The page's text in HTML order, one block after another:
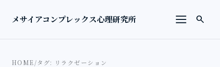
メサイアコンプレックス心理研究所
メニュー
検索を
search
HOME/タグ: リラクゼーション